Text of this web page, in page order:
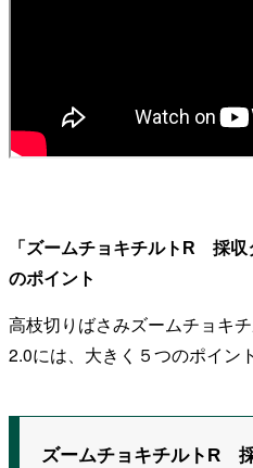
「ズームチョキチルトR 採
のポイント
高枝切りばさみズームチョキ
2.0には、大きく５つのポイン
ズームチョキチルトR